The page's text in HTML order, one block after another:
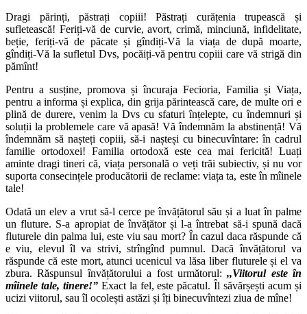
Dragi părinți, păstrați copiii! Păstrați curățenia trupească și
sufletească! Feriți-vă de curvie, avort, crimă, minciună, infidelitate,
beție, feriți-vă de păcate și gîndiți-Vă la viața de după moarte,
gîndiți-Vă la sufletul Dvs, pocăiți-vă pentru copiii care vă strigă din
pămînt!
Pentru a susține, promova și încuraja Fecioria, Familia și Viața,
pentru a informa și explica, din grija părintească care, de multe ori e
plină de durere, venim la Dvs cu sfaturi înțelepte, cu îndemnuri și
soluții la problemele care vă apasă! Vă îndemnăm la abstinență! Vă
îndemnăm să nașteți copiii, să-i nașteși cu binecuvîntare: în cadrul
familie ortodoxei! Familia ortodoxă este cea mai fericită! Luați
aminte dragi tineri că, viața personală o veți trăi subiectiv, și nu vor
suporta consecințele producătorii de reclame: viața ta, este în mîinele
tale!
Odată un elev a vrut să-l cerce pe învățătorul său și a luat în palme
un fluture. S-a apropiat de învățător și l-a întrebat să-i spună dacă
fluturele din palma lui, este viu sau mort? În cazul daca răspunde că
e viu, elevul îl va strivi, strîngînd pumnul. Dacă învățătorul va
răspunde că este mort, atunci ucenicul va lăsa liber fluturele și el va
zbura. Răspunsul învățătorului a fost următorul:,,Viitorul este în
mîinele tale, tinere!” Exact la fel, este păcatul. Îl săvărșești acum și
ucizi viitorul, sau îl ocolești astăzi și îți binecuvîntezi ziua de mîne!